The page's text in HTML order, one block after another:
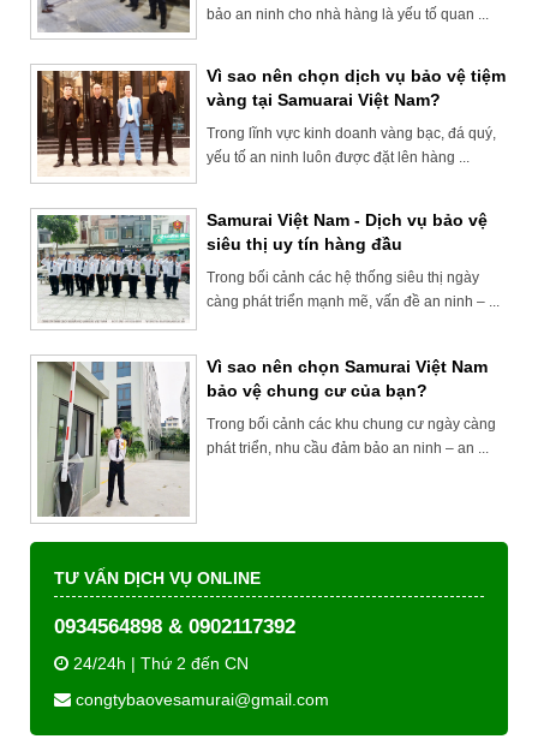
bảo an ninh cho nhà hàng là yếu tố quan ...
Vì sao nên chọn dịch vụ bảo vệ tiệm
vàng tại Samuarai Việt Nam?
Trong lĩnh vực kinh doanh vàng bạc, đá quý,
yếu tố an ninh luôn được đặt lên hàng ...
Samurai Việt Nam - Dịch vụ bảo vệ
siêu thị uy tín hàng đầu
Trong bối cảnh các hệ thống siêu thị ngày
càng phát triển mạnh mẽ, vấn đề an ninh – ...
Vì sao nên chọn Samurai Việt Nam
bảo vệ chung cư của bạn?
Trong bối cảnh các khu chung cư ngày càng
phát triển, nhu cầu đảm bảo an ninh – an ...
TƯ VẤN DỊCH VỤ ONLINE
0934564898 & 0902117392
24/24h | Thứ 2 đến CN
congtybaovesamurai@gmail.com